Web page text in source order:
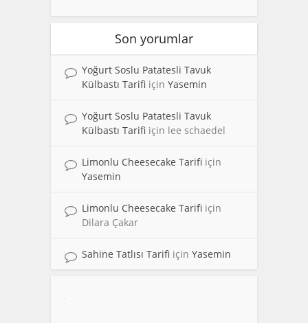
Son yorumlar
Yoğurt Soslu Patatesli Tavuk
Külbastı Tarifi için Yasemin
Yoğurt Soslu Patatesli Tavuk
Külbastı Tarifi için lee schaedel
Limonlu Cheesecake Tarifi için
Yasemin
Limonlu Cheesecake Tarifi için
Dilara Çakar
Sahine Tatlısı Tarifi için Yasemin